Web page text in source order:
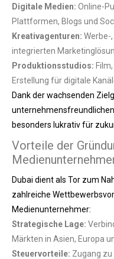
Digitale Medien: Online-
Plattformen, Blogs und
Kreativagenturen: Werbe-
integrierten
Produktionsstudios:
Erstellung für digitale
Dank der wachsenden
besonders lukrativ für
Vorteile der
Dubai dient als Tor zum
zahlreiche
Medienunternehmer:
Strategische Lage:
Märkten in Asien, Europa
Steuervorteile: Zugang